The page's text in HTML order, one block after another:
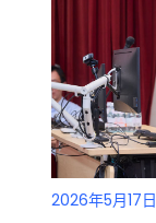
2026年5月17日